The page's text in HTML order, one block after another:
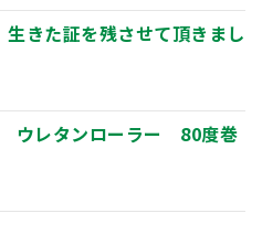
生きた証を残させて頂きまし
ウレタンローラー 80度巻